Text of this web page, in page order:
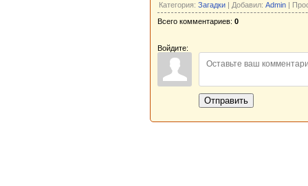
Категория: Загадки | Добавил: Admin |
Всего комментариев: 0
Войдите:
Отправить